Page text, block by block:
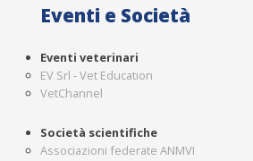
Eventi e Società
Eventi veterinari
EV Srl - Vet Education
VetChannel
Società scientifiche
Associazioni federate ANMVI